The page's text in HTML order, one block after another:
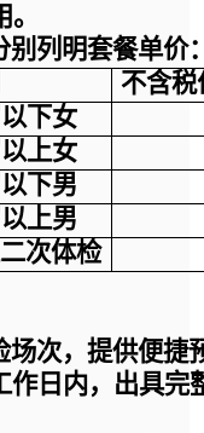
别列明套餐单价
不含税
下女
上女
下男
上男
二次体检
场次，提供便
作日内，出具